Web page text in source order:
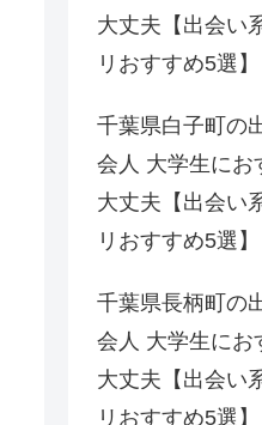
大丈夫【出会い
リおすすめ5選】
千葉県白子町の
会人 大学生にお
大丈夫【出会い
リおすすめ5選】
千葉県長柄町の
会人 大学生にお
大丈夫【出会い
リおすすめ5選】